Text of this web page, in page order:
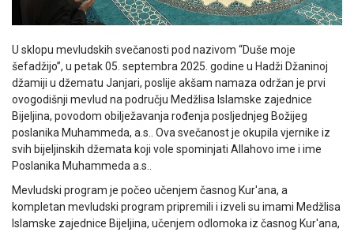
U sklopu mevludskih svečanosti pod nazivom “Duše moje
šefadžijo”, u petak 05. septembra 2025. godine u Hadži Džaninoj
džamiji u džematu Janjari, poslije akšam namaza održan je prvi
ovogodišnji mevlud na području Medžlisa Islamske zajednice
Bijeljina, povodom obilježavanja rođenja posljednjeg Božijeg
poslanika Muhammeda, a.s.. Ova svečanost je okupila vjernike iz
svih bijeljinskih džemata koji vole spominjati Allahovo ime i ime
Poslanika Muhammeda a.s..
Mevludski program je počeo učenjem časnog Kur'ana, a
kompletan mevludski program pripremili i izveli su imami Medžlisa
Islamske zajednice Bijeljina, učenjem odlomoka iz časnog Kur'ana,